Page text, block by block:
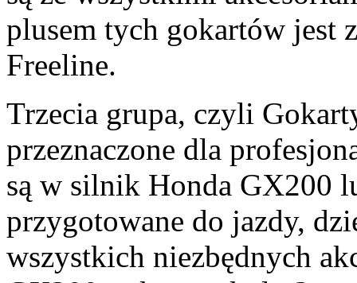
plusem tych gokartów jest
Freeline.
Trzecia grupa, czyli
przeznaczone dla
są w silnik Honda GX200
przygotowane do jazdy,
wszystkich niezbędnych